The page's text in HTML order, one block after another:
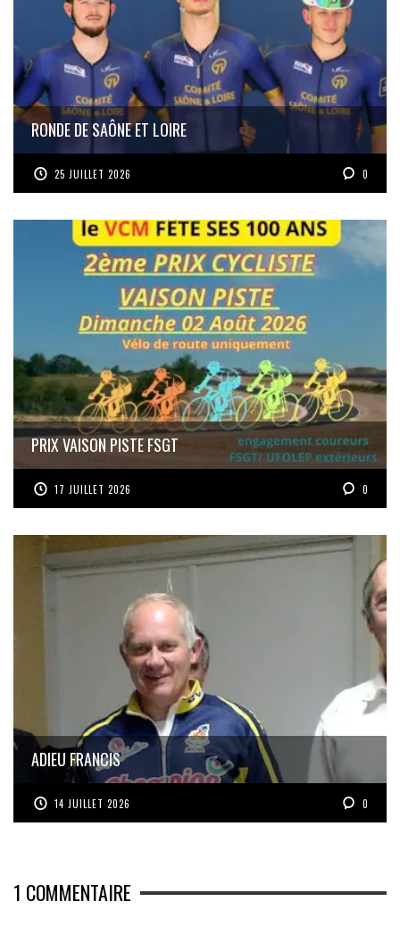
RONDE DE SAÔNE ET LOIRE
25 JUILLET 2026 0
PRIX VAISON PISTE FSGT
17 JUILLET 2026 0
ADIEU FRANCIS
14 JUILLET 2026 0
1 COMMENTAIRE